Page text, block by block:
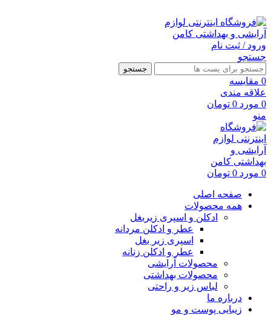
ورود / ثبت نام
جستجو
جستجو
0 مقايسه
علاقه مندی
0 مورد 0 تومان
منو
0 مورد 0 تومان
صفحه اصلی
همه محصولات
ادکلن و اسپری زیربغل
عطر و ادکلن مردانه
اسپری زیر بغل
عطر و ادکلن زنانه
محصولات آرایشی
محصولات بهداشتی
لباس زیر و راحتی
درباره ما
زیبایی پوست و مو